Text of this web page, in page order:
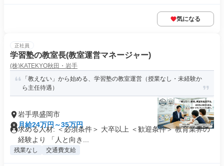
気になる
正社員
学習塾の教室長(教室運営マネージャー)
(株)KATEKYO秋田・岩手
「教えない」から始める、学習塾の教室運営（授業なし・未経験か
ら主任待遇）
岩手県盛岡市
月給24万円～35万円
求める人材: ＜必須条件＞ 大卒以上 ＜歓迎条件＞ 教育業界の
経験より 「人と向き...
残業なし 交通費支給